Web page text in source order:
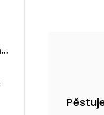
HABANERO YELLOW 100ml fermentovaná omáčka